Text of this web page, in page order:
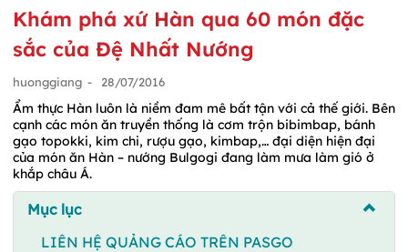
Khám phá xứ Hàn qua 60 món đặc
sắc của Đệ Nhất Nướng
huonggiang - 28/07/2016
Ẩm thực Hàn luôn là niềm đam mê bất tận với cả thế giới. Bên
cạnh các món ăn truyền thống là cơm trộn bibimbap, bánh
gạo topokki, kim chi, rượu gạo, kimbap,… đại diện hiện đại
của món ăn Hàn – nướng Bulgogi đang làm mưa làm gió ở
khắp châu Á.
Mục lục
LIÊN HỆ QUẢNG CÁO TRÊN PASGO